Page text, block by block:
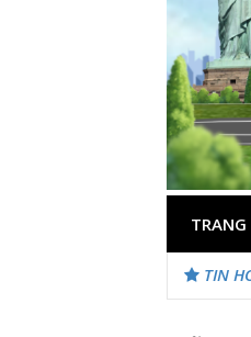
TRANG
TIN